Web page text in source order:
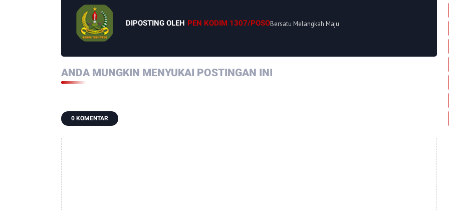
DIPOSTING OLEH PEN KODIM 1307/POSOBersatu Melangkah Maju
ANDA MUNGKIN MENYUKAI POSTINGAN INI
0 KOMENTAR